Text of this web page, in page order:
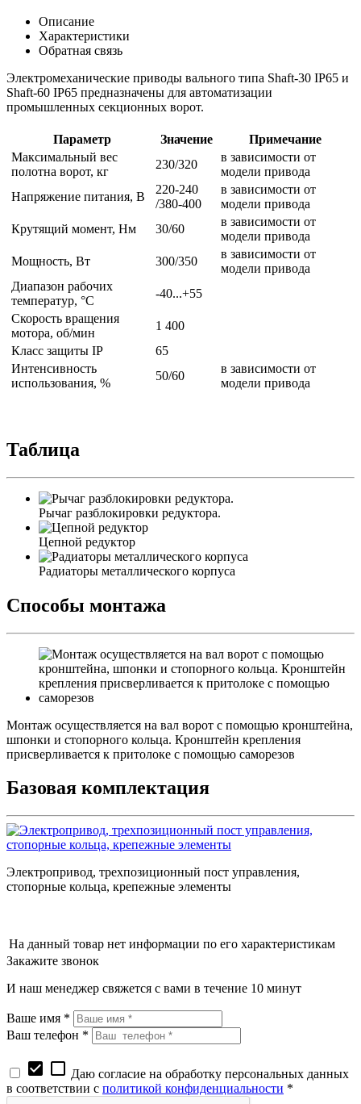
Описание
Характеристики
Обратная связь
Электромеханические приводы вального типа Shaft-30 IP65 и
Shaft-60 IP65 предназначены для автоматизации
промышленных секционных ворот.
Параметр Значение
Примечание
Максимальный вес
полотна ворот, кг
230/320
в зависимости от
модели привода
Напряжение питания, В
220-240
/380-400
в зависимости от
модели привода
Крутящий момент, Нм
30/60
в зависимости от
модели привода
Мощность, Вт
300/350
в зависимости от
модели привода
Диапазон рабочих
температур, °С
-40...+55
Скорость вращения
мотора, об/мин
1 400
Класс защиты IP
65
Интенсивность
использования, %
50/60
в зависимости от
модели привода
Таблица
Рычаг разблокировки редукторa.
Цепной редуктор
Радиаторы металлического корпуса
Способы монтажа
Монтаж осуществляется на вал ворот с помощью кронштейна,
шпонки и стопорного кольца. Кронштейн крепления
присверливaется к притолоке с помощью саморезов
Базовая комплектация
Электропривод, трехпозиционный пост управления,
стопорные кольцa, крепежные элементы
На данный товар нет информации по его характеристикам
Закажите звонок
И наш менеджер свяжется с вами в течение 10 минут
Ваше имя *
Ваш телефон *
check_box check_box_outline_blank Даю согласие на обработку персональных данных
в соответствии с политикой конфиденциальности *